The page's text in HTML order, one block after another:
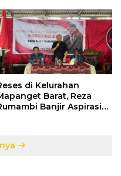
di Kelurahan
Barat, Reza
Banjir Aspirasi